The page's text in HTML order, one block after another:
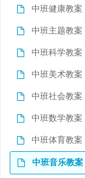
中班健康教案
中班主题教案
中班科学教案
中班美术教案
中班社会教案
中班数学教案
中班体育教案
中班音乐教案